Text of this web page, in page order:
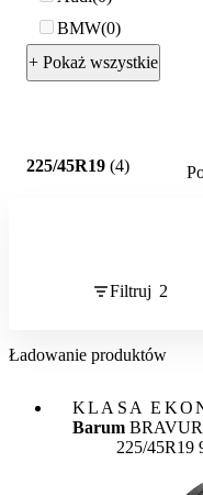
BMW 0
+ Pokaż wszystkie
225/45R19 (4)
Filtruj 2
Ładowanie produktów
KLASA
Barum
225/45R19